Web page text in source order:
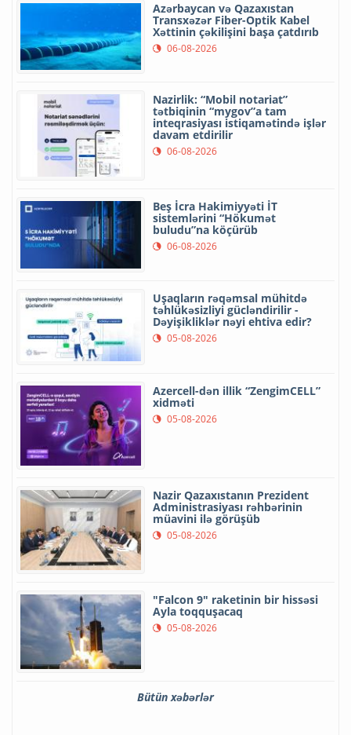
Azərbaycan və Qazaxıstan
Transxəzər Fiber-Optik Kabel
Xəttinin çəkilişini başa çatdırıb
06-08-2026
Nazirlik: “Mobil notariat”
tətbiqinin “mygov”a tam
inteqrasiyası istiqamətində işlər
davam etdirilir
06-08-2026
Beş İcra Hakimiyyəti İT
sistemlərini “Hökumət
buludu”na köçürüb
06-08-2026
Uşaqların rəqəmsal mühitdə
təhlükəsizliyi gücləndirilir -
Dəyişikliklər nəyi ehtiva edir?
05-08-2026
Azercell-dən illik “ZengimCELL”
xidməti
05-08-2026
Nazir Qazaxıstanın Prezident
Administrasiyası rəhbərinin
müavini ilə görüşüb
05-08-2026
"Falcon 9" raketinin bir hissəsi
Ayla toqquşacaq
05-08-2026
Bütün xəbərlər